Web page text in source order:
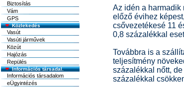
Biztosítás
Vám
GPS
Közlekedés
Vasút
Vasúti járművek
Közút
Hajózás
Repülés
Információs társadal.
Információs társadalom
eÜgyintézés
Az idén a harmadik
előző évihez
csővezetékesé 11
0,8 százalékkal
Továbbra is a
teljesítmény
százalékkal nőtt,
százalékkal